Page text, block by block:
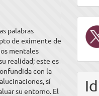
palabras
de eximente de
mentales
realidad; este es
con la
sí
su entorno. El